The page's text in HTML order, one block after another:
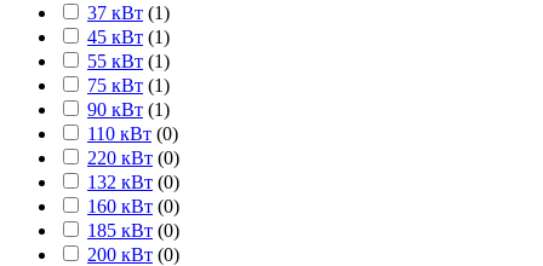
37 кВт (1)
45 кВт (1)
55 кВт (1)
75 кВт (1)
90 кВт (1)
110 кВт (0)
220 кВт (0)
132 кВт (0)
160 кВт (0)
185 кВт (0)
200 кВт (0)